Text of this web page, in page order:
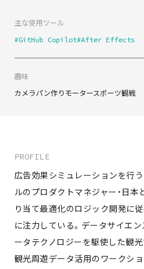
主な使用ツール
#GitHub Copilot#After Effects
趣味
カメラパン作り モータースポーツ観戦
PROFILE
広告効果シミュレーションを行
ルのプロダクトマネジャー・日本
り当て最適化のロジック開発に
に注力している。データサイエ
ータテクノロジーを駆使した観
観光周遊データ活用のワークシ